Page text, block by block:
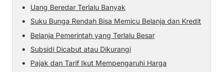
Uang Beredar Terlalu Banyak
Suku Bunga Rendah Bisa Memicu Belanja dan Kredit
Belanja Pemerintah yang Terlalu Besar
Subsidi Dicabut atau Dikurangi
Pajak dan Tarif Ikut Mempengaruhi Harga